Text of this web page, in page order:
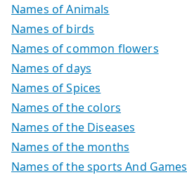
Names of Animals
Names of birds
Names of common flowers
Names of days
Names of Spices
Names of the colors
Names of the Diseases
Names of the months
Names of the sports And Games